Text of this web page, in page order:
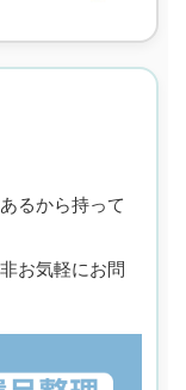
るから持って
お気軽にお問